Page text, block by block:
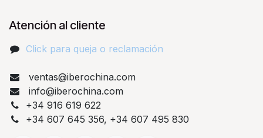
Atención al cliente
Click para queja o reclamación​
ventas@iberochina.com
info@iberochina.com
+34 916 619 622
+34 607 645 356, +34 607 495 830